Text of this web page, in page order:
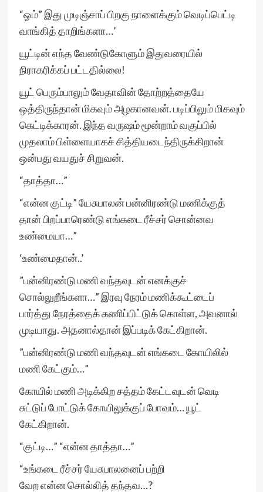
“ஓம்” இது முடிஞ்சாப் பிறகு நாளைக்கும் வெடிப்பெட்டி
வாங்கித் தாறிங்களா…’
யூட்டின் எந்த வேண்டுகோளும் இதுவரையில்
நிராகரிக்கப் பட்டதில்லை!
யூட் பெரும்பாலும் வேதாவின் தோற்றத்தையே
ஒத்திருந்தான் மிகவும் அழகானவன். படிப்பிலும் மிகவும்
கெட்டிக்காரன். இந்த வருஷம் மூன்றாம் வகுப்பில்
முதலாம் பிள்ளையாகச் சித்தியடைந்திருக்கிறான்
ஒன்பது வயதுச் சிறுவன்.
“தாத்தா…”
“என்ன குட்டி” யேசுபாலன் பன்னிரண்டு மணிக்குத்
தான் பிறப்பாரெண்டு எங்கடை ரீச்சர் சொன்னவ
உண்மையா…”
‘உண்மைதான்..’
”பன்னிரண்டு மணி வந்தவுடன் எனக்குச்
சொல்லுறீங்களா…” இரவு நேரம் மணிக்கூட்டைப்
பார்த்து நேரத்தைக் கணிப்பிட்டுக் கொள்ள, அவனால்
முடியாது. அதனால்தான் இப்படிக் கேட்கிறான்.
”பன்னிரண்டு மணி வந்தவுடன் எங்கடை கோயிலில்
மணி கேட்கும்…”
கோயில் மணி அடிக்கிற சத்தம் கேட்டவுடன் வெடி
சுட்டுப் போட்டுக் கோயிலுக்குப் போவம்… யூட்
கேட்கிறான்.
“குட்டி…” “என்ன தாத்தா…”
“உங்கடை ரீச்சர் யேசுபாலனைப் பற்றி
வேற என்ன சொல்லித் தந்தவ…?